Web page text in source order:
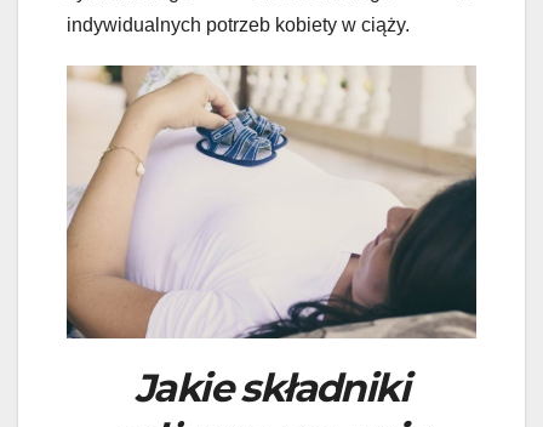
indywidualnych potrzeb kobiety w ciąży.
Jakie składniki